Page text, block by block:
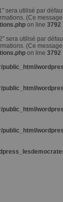
sera utilisé par
(Ce
on line 3792
sera utilisé par
(Ce
on line 3792